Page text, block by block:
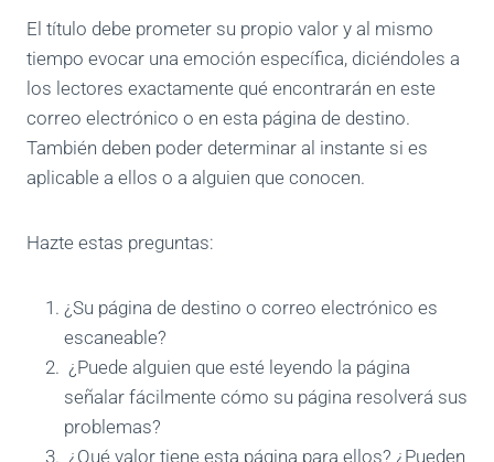
El título debe prometer su propio valor y al mismo
tiempo evocar una emoción específica, diciéndoles a
los lectores exactamente qué encontrarán en este
correo electrónico o en esta página de destino.
También deben poder determinar al instante si es
aplicable a ellos o a alguien que conocen.
Hazte estas preguntas:
¿Su página de destino o correo electrónico es
escaneable?
¿Puede alguien que esté leyendo la página
señalar fácilmente cómo su página resolverá sus
problemas?
¿Qué valor tiene esta página para ellos? ¿Pueden